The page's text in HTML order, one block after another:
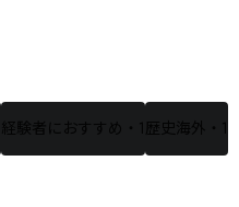
経験者におすすめ・1歴史海外・1